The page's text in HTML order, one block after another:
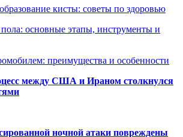
кисты: советы по здоровью
пола: основные этапы, инструменты и
преимущества и особенности
между США и Ираном столкнулся
ночной атаки повреждены